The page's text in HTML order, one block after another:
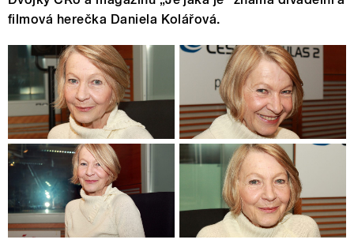
filmová herečka Daniela Kolářová.